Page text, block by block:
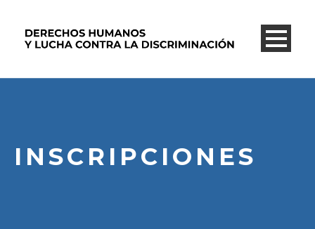
INSCRIPCIONES